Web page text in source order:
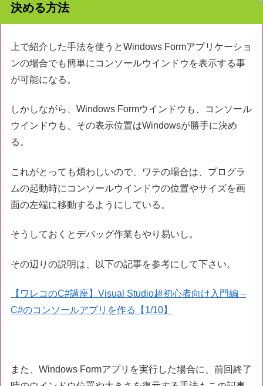
決める方法
上で紹介した手法を使うとWindows Formアプリケーショ
ンの場合でも簡単にコンソールウインドウを表示する事
が可能になる。
しかしながら、Windows Formウインドウも、コンソール
ウインドウも、その表示位置はWindowsが勝手に決め
る。
これがとっても煩わしいので、ワテの場合は、プログラ
ムの起動時にコンソールウインドウの位置やサイズを画
面の左端に移動するようにしている。
そうしておくとデバッグ作業もやり易いし。
その辺りの説明は、以下の記事を参考にして下さい。
【ワレコのC#講座】Visual Studio超初心者向け入門編 –
C#のコンソールアプリを作る【1/10】
また、Windows Formアプリを実行した場合に、前回終了